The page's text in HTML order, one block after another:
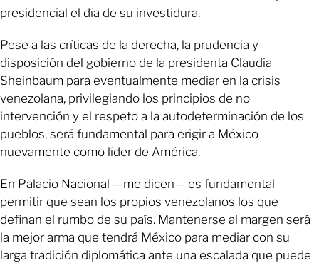
presidencial el día de su investidura.
Pese a las críticas de la derecha, la prudencia y
disposición del gobierno de la presidenta Claudia
Sheinbaum para eventualmente mediar en la crisis
venezolana, privilegiando los principios de no
intervención y el respeto a la autodeterminación de los
pueblos, será fundamental para erigir a México
nuevamente como líder de América.
En Palacio Nacional —me dicen— es fundamental
permitir que sean los propios venezolanos los que
definan el rumbo de su país. Mantenerse al margen será
la mejor arma que tendrá México para mediar con su
larga tradición diplomática ante una escalada que puede